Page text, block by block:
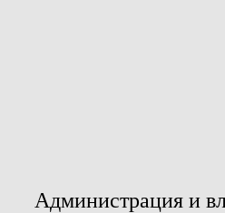
Администрация и